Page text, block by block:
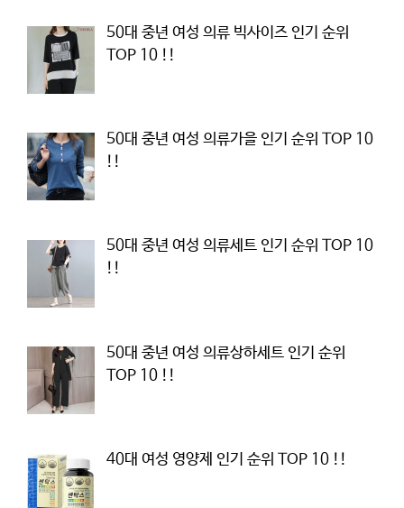
50대 중년 여성 의류 빅사이즈 인기 순위
TOP 10 !!
50대 중년 여성 의류가을 인기 순위 TOP 10
!!
50대 중년 여성 의류세트 인기 순위 TOP 10
!!
50대 중년 여성 의류상하세트 인기 순위
TOP 10 !!
40대 여성 영양제 인기 순위 TOP 10 !!